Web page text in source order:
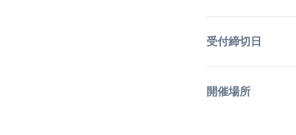
受付締切日
開催場所